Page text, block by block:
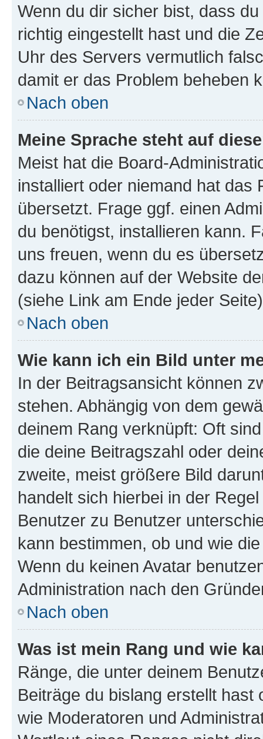
Wenn du dir sicher bist, dass
richtig eingestellt hast und die
Uhr des Servers vermutlich
damit er das Problem beheben
Nach oben
Meine Sprache steht auf
Meist hat die Board-
installiert oder niemand hat das
übersetzt. Frage ggf. einen
du benötigst, installieren kann.
uns freuen, wenn du es
dazu können auf der Website
(siehe Link am Ende jeder
Nach oben
Wie kann ich ein Bild unter
In der Beitragsansicht können
stehen. Abhängig von dem
deinem Rang verknüpft: Oft
die deine Beitragszahl oder
zweite, meist größere Bild
handelt sich hierbei in der
Benutzer zu Benutzer
kann bestimmen, ob und wie
Wenn du keinen Avatar
Administration nach den
Nach oben
Was ist mein Rang und wie
Ränge, die unter deinem
Beiträge du bislang erstellt
wie Moderatoren und